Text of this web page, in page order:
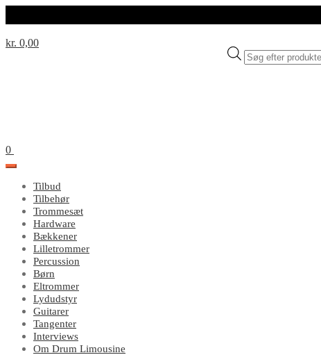
Products
search
kr. 0,00
0
Tilbud
Tilbehør
Trommesæt
Hardware
Bækkener
Lilletrommer
Percussion
Børn
Eltrommer
Lydudstyr
Guitarer
Tangenter
Interviews
Om Drum Limousine